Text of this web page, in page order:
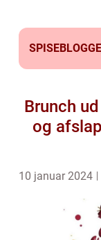
Brunch
og
10 januar 2024